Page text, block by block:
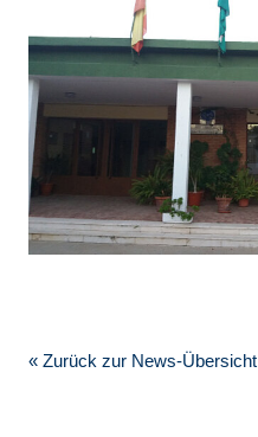
« Zurück zur News-Übersicht